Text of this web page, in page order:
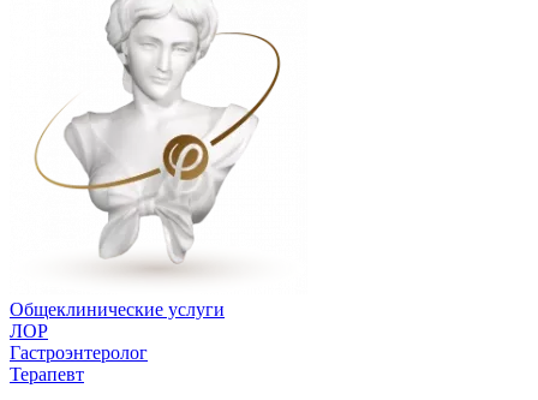
Общеклинические услуги
ЛОР
Гастроэнтеролог
Терапевт